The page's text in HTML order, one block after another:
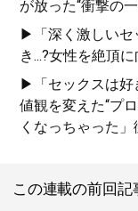
が放った“衝撃の
▶「深く激しいセ
き...?女性を絶頂
▶「セックスは好
値観を変えた“プ
くなっちゃった
この連載の前回記